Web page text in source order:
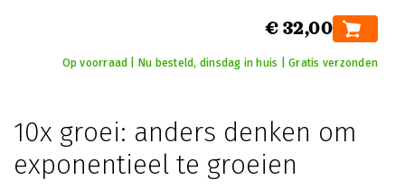
€ 32,00
Op voorraad | Nu besteld, dinsdag in huis | Gratis verzonden
10x groei: anders denken om
exponentieel te groeien